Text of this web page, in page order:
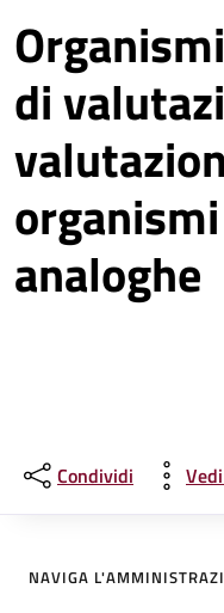
di
analoghe
Condividi
NAVIGA